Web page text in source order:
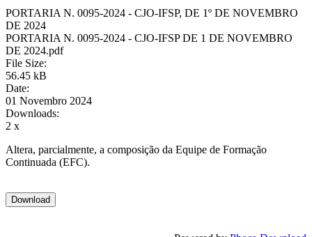
PORTARIA N. 0095-2024 - CJO-IFSP, DE 1º DE NOVEMBRO
DE 2024
PORTARIA N. 0095-2024 - CJO-IFSP DE 1 DE NOVEMBRO
DE 2024.pdf
File Size:
56.45 kB
Date:
01 Novembro 2024
Downloads:
2 x
Altera, parcialmente, a composição da Equipe de Formação
Continuada (EFC).